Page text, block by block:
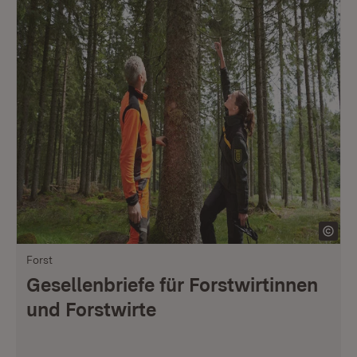
Forst
Gesellenbriefe für Forstwirtinnen
und Forstwirte